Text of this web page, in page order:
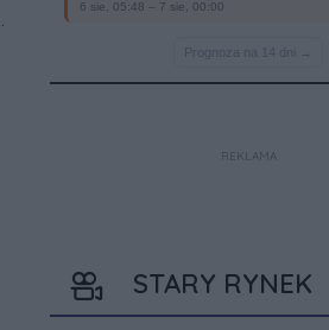
REKLAMA
STARY RYNEK